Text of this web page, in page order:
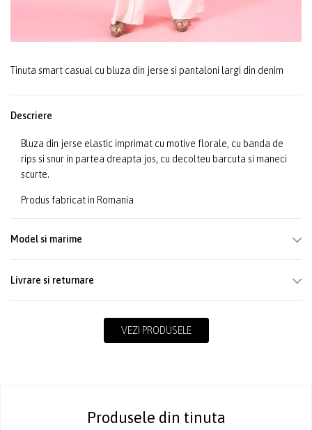
Tinuta smart casual cu bluza din jerse si pantaloni largi din denim
Descriere
Bluza din jerse elastic imprimat cu motive florale, cu banda de
rips si snur in partea dreapta jos, cu decolteu barcuta si maneci
scurte.
Produs fabricat in Romania
Model si marime
Livrare si returnare
VEZI PRODUSELE
Produsele din tinuta